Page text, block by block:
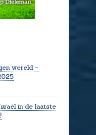
wereld –
in de laatste